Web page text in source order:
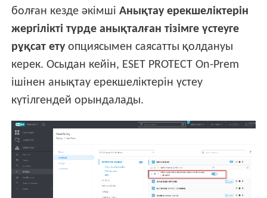
болған кезде әкімшіАнықтау ерекшеліктерін
жергілікті түрде анықталған тізімге үстеуге
рұқсат етуопциясымен саясатты қолдануы
керек. Осыдан кейін, ESET PROTECT On-Prem
ішінен анықтау ерекшеліктерін үстеу
күтілгендей орындалады.